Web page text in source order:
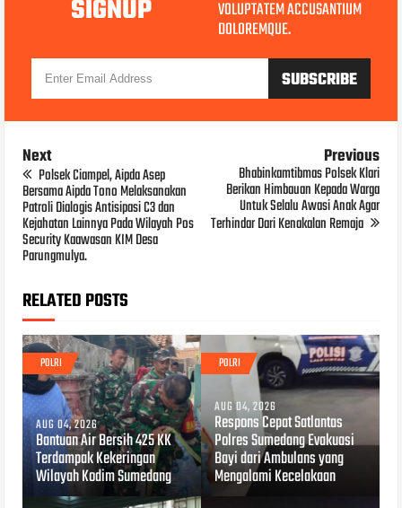
SIGNUP VOLUPTATEM ACCUSANTIUM
DOLOREMQUE.
Next
Polsek Ciampel, Aipda Asep
Bersama Aipda Tono Melaksanakan
Patroli Dialogis Antisipasi C3 dan
Kejahatan Lainnya Pada Wilayah Pos
Security Kaawasan KIM Desa
Parungmulya.
Previous
Bhabinkamtibmas Polsek Klari
Berikan Himbauan Kepada Warga
Untuk Selalu Awasi Anak Agar
Terhindar Dari Kenakalan Remaja
RELATED POSTS
POLRI
AUG 04, 2026
Bantuan Air Bersih 425 KK
Terdampak Kekeringan
Wilayah Kodim Sumedang
POLRI
AUG 04, 2026
Respons Cepat Satlantas
Polres Sumedang Evakuasi
Bayi dari Ambulans yang
Mengalami Kecelakaan